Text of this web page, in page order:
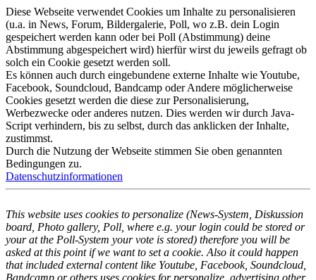
Diese Webseite verwendet Cookies um Inhalte zu personalisieren
(u.a. in News, Forum, Bildergalerie, Poll, wo z.B. dein Login
gespeichert werden kann oder bei Poll (Abstimmung) deine
Abstimmung abgespeichert wird) hierfür wirst du jeweils gefragt ob
solch ein Cookie gesetzt werden soll.
Es können auch durch eingebundene externe Inhalte wie Youtube,
Facebook, Soundcloud, Bandcamp oder Andere möglicherweise
Cookies gesetzt werden die diese zur Personalisierung,
Werbezwecke oder anderes nutzen. Dies werden wir durch Java-
Script verhindern, bis zu selbst, durch das anklicken der Inhalte,
zustimmst.
Durch die Nutzung der Webseite stimmen Sie oben genannten
Bedingungen zu.
Datenschutzinformationen
This website uses cookies to personalize (News-System, Diskussion
board, Photo gallery, Poll, where e.g. your login could be stored or
your at the Poll-System your vote is stored) therefore you will be
asked at this point if we want to set a cookie. Also it could happen
that included external content like Youtube, Facebook, Soundcloud,
Bandcamp or others uses cookies for personalize, advertising other